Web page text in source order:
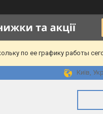
по ее графику работы
Київ,